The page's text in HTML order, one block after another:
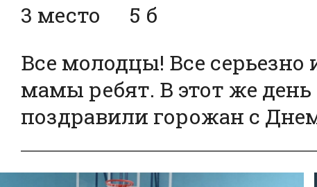
3 место 5 б
Все молодцы! Все
мамы ребят. В этот же
поздравили горожан с